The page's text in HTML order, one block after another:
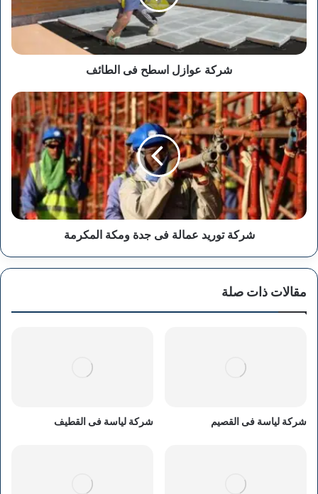
شركة عوازل اسطح فى الطائف
شركة
توريد
عمالة
فى
جدة
ومكة
المكرمة
شركة توريد عمالة فى جدة ومكة المكرمة
مقالات ذات صلة
شركة لياسة فى القصيم شركة لياسة فى القطيف